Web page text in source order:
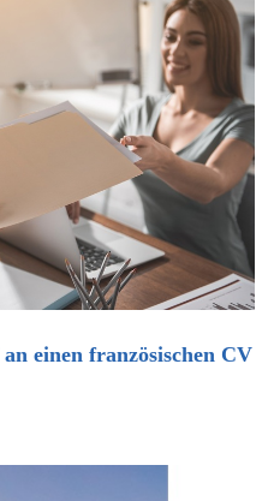
einen französischen CV